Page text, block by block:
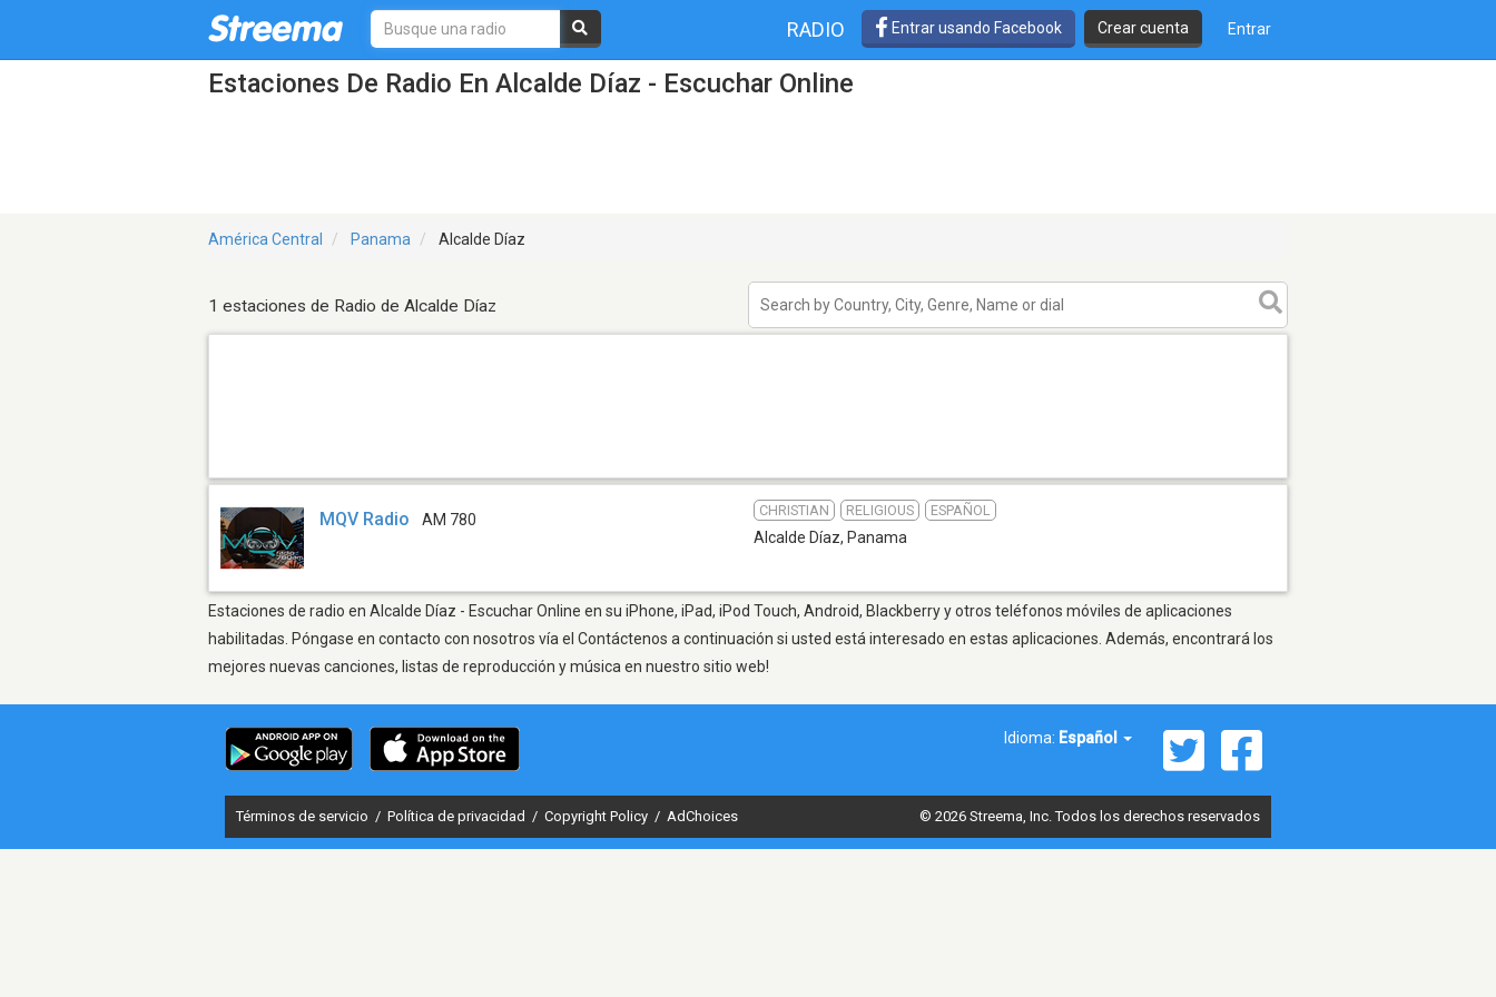
RADIO Entrar usando Facebook Crear cuenta Entrar
Estaciones De Radio En Alcalde Díaz - Escuchar Online
América Central Panama Alcalde Díaz
1 estaciones de Radio de Alcalde Díaz
MQV Radio AM 780
CHRISTIAN RELIGIOUS ESPAÑOL
Alcalde Díaz, Panama
Estaciones de radio en Alcalde Díaz - Escuchar Online en su iPhone, iPad, iPod Touch, Android, Blackberry y otros teléfonos móviles de aplicaciones
habilitadas. Póngase en contacto con nosotros vía el Contáctenos a continuación si usted está interesado en estas aplicaciones. Además, encontrará los
mejores nuevas canciones, listas de reproducción y música en nuestro sitio web!
Idioma: Español
Términos de servicio / Política de privacidad / Copyright Policy / AdChoices © 2026 Streema, Inc. Todos los derechos reservados